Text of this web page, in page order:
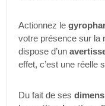
Actionnez le
votre présence sur la
dispose d’un
effet, c’est une réelle
Du fait de ses